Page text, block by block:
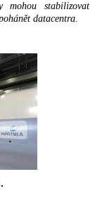
mohou stabilizovat
datacentra.